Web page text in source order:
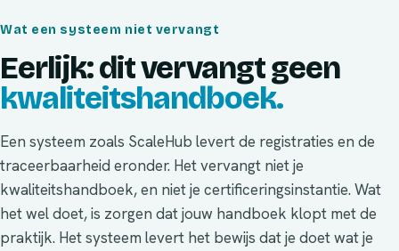
Wat een systeem niet vervangt
Eerlijk: dit vervangt geen
kwaliteitshandboek.
Een systeem zoals ScaleHub levert de registraties en de
traceerbaarheid eronder. Het vervangt niet je
kwaliteitshandboek, en niet je certificeringsinstantie. Wat
het wel doet, is zorgen dat jouw handboek klopt met de
praktijk. Het systeem levert het bewijs dat je doet wat je